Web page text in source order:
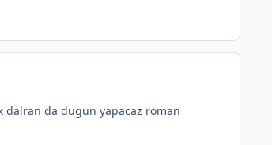
dalran da dugun yapacaz roman